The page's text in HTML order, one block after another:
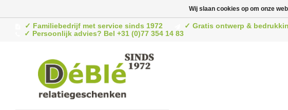
✓ Familiebedrijf met service sinds 1972 ✓ Gratis ontwerp &
✓ Persoonlijk advies? Bel +31 (0)77 354 14 83
Wij slaan cookies op om onze